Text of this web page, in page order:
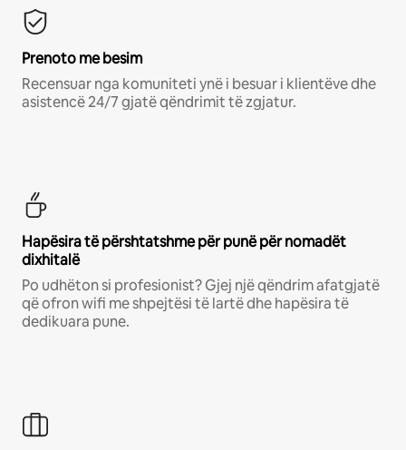
Prenoto me besim
Recensuar nga komuniteti ynë i besuar i klientëve dhe
asistencë 24/7 gjatë qëndrimit të zgjatur.
Hapësira të përshtatshme për punë për nomadët
dixhitalë
Po udhëton si profesionist? Gjej një qëndrim afatgjatë
që ofron wifi me shpejtësi të lartë dhe hapësira të
dedikuara pune.